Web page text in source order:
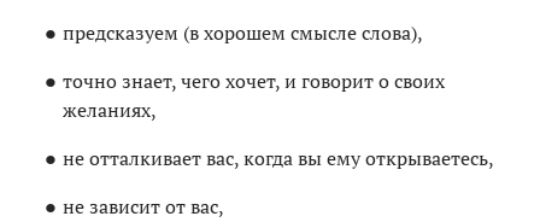
предсказуем (в хорошем смысле слова),
точно знает, чего хочет, и говорит о своих
желаниях,
не отталкивает вас, когда вы ему открываетесь,
не зависит от вас,